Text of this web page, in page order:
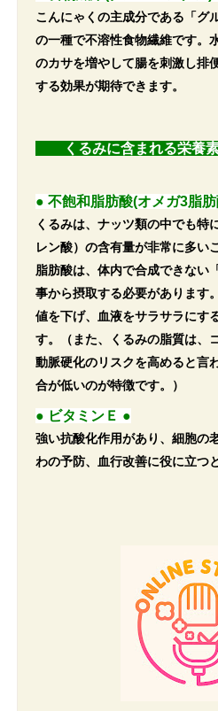
こんにゃくの主成分である「グ
の一種で不溶性食物繊維です。
のカサを増やして腸を刺激し排
する効果が期待できます。
くるみに含まれる栄
● 不飽和脂肪酸(オメガ3脂
くるみは、ナッツ類の中でも特
レン酸）の含有量が非常に多い
脂肪酸は、体内で合成できない
事から摂取する必要があります
値を下げ、血液をサラサラにす
す。（また、くるみの脂質は、
動脈硬化のリスクを高めると言
合が低いのが特徴です。）
● ビタミンＥ ●
強い抗酸化作用があり、細胞の
わの予防、血行改善に役に立つ